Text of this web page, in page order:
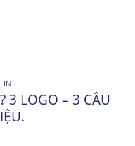
IN
3 LOGO – 3 CÂU